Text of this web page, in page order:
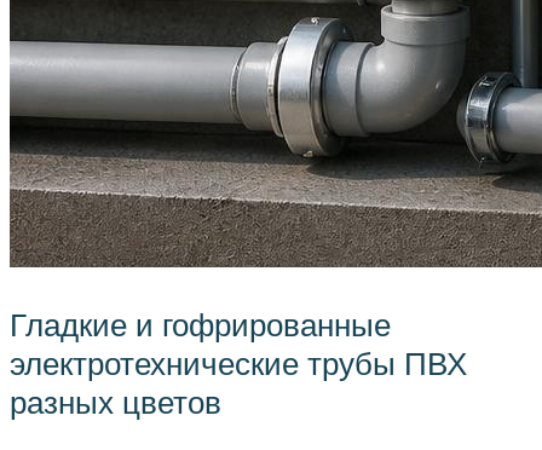
Гладкие и гофрированные
электротехнические трубы ПВХ
разных цветов